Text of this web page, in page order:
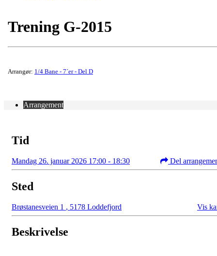
Trening G-2015
Arrangør: 1/4 Bane - 7´er - Del D
Arrangement
Tid
Mandag 26. januar 2026 17:00 - 18:30 Del
Sted
Brøstanesveien 1 , 5178 Loddefjord Vis
Beskrivelse